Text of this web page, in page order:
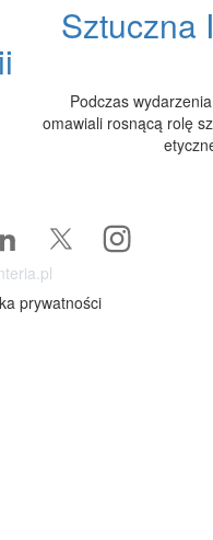
Sztuczna
Podczas
omawiali rosnącą rolę
prywatności